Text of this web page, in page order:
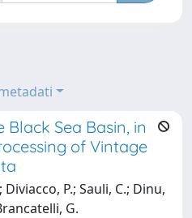
Sea Basin, in
of Vintage
P.; Sauli, C.; Dinu,
G.